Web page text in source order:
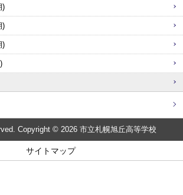
)
)
)
Copyright © 2026 市立札幌旭丘高等学校
サイトマップ